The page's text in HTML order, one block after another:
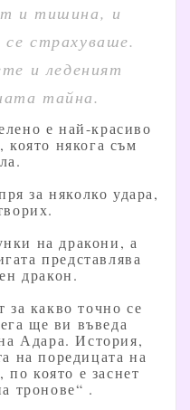
и тишина, и
страхуваше.
и леденият
тайна.
е най-красиво
някога съм
за няколко удара,
на дракони, а
представлява
дракон.
за какво точно се
ще ви въведа
Адара. История,
на поредицата на
която е заснет
тронове“ .